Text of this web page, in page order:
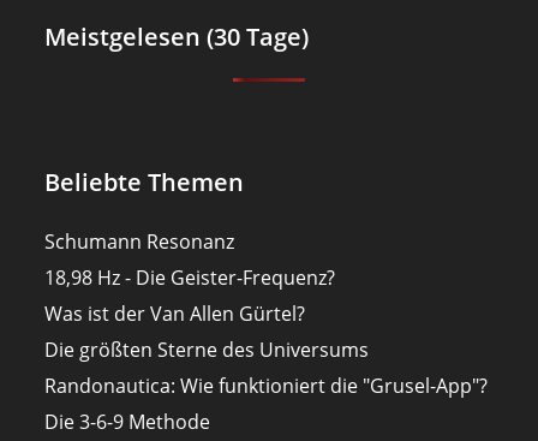
Meistgelesen (30 Tage)
Beliebte Themen
Schumann Resonanz
18,98 Hz - Die Geister-Frequenz?
Was ist der Van Allen Gürtel?
Die größten Sterne des Universums
Randonautica: Wie funktioniert die "Grusel-App"?
Die 3-6-9 Methode